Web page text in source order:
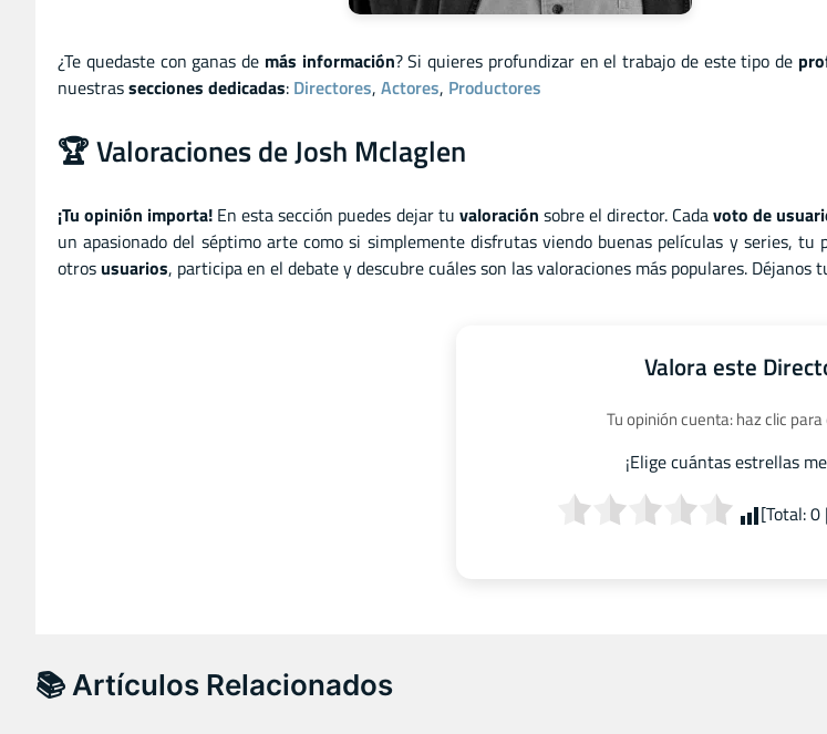
¿Te quedaste con ganas de más información? Si quieres profundizar en el trabajo de este tipo de
nuestrassecciones dedicadas: Directores, Actores, Productores
🏆 Valoraciones de Josh Mclaglen
¡Tu opinión importa! En esta sección puedes dejar tu valoración sobre el director. Cadavoto de
un apasionado del séptimo arte como si simplemente disfrutas viendo buenas películas y series,
otros usuarios, participa en el debate y descubre cuáles son las valoraciones más populares. Déjanos
Valora este
Tu opinión cuenta: haz clic
¡Elige cuántas estrellas
[Total:0
📚 Artículos Relacionados